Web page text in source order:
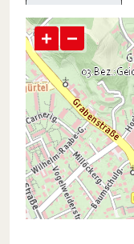
+ −